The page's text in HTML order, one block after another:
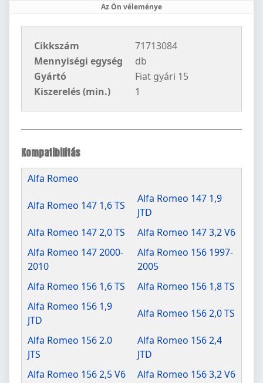
Az Ön véleménye
Cikkszám
71713084
Mennyiségi egység
db
Gyártó
Fiat gyári 15
Kiszerelés (min.)
1
Kompatibilitás
Alfa Romeo
Alfa Romeo 147 1,6 TS
Alfa Romeo 147 1,9
JTD
Alfa Romeo 147 2,0 TS
Alfa Romeo 147 3,2 V6
Alfa Romeo 147 2000-
2010
Alfa Romeo 156 1997-
2005
Alfa Romeo 156 1,6 TS
Alfa Romeo 156 1,8 TS
Alfa Romeo 156 1,9
JTD
Alfa Romeo 156 2,0 TS
Alfa Romeo 156 2.0
JTS
Alfa Romeo 156 2,4
JTD
Alfa Romeo 156 2,5 V6
Alfa Romeo 156 3,2 V6